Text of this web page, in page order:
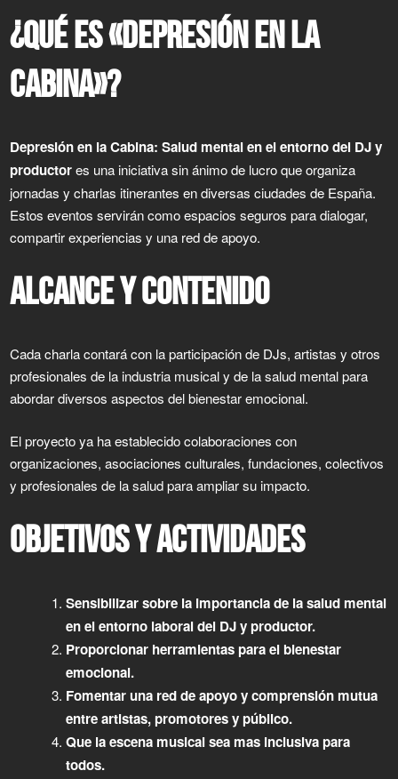
¿QUÉ ES «DEPRESIÓN EN LA
CABINA»?
Depresión en la Cabina: Salud mental en el entorno del DJ y
productores una iniciativa sin ánimo de lucro que organiza
jornadas y charlas itinerantes en diversas ciudades de España.
Estos eventos servirán como espacios seguros para dialogar,
compartir experiencias y una red de apoyo.
ALCANCE Y CONTENIDO
Cada charla contará con la participación de DJs, artistas y otros
profesionales de la industria musical y de la salud mental para
abordar diversos aspectos del bienestar emocional.
El proyecto ya ha establecido colaboraciones con
organizaciones, asociaciones culturales, fundaciones, colectivos
y profesionales de la salud para ampliar su impacto.
OBJETIVOS Y ACTIVIDADES
Sensibilizar sobre la importancia de la salud mental
en el entorno laboral del DJ y productor.
Proporcionar herramientas para el bienestar
emocional.
Fomentar una red de apoyo y comprensión mutua
entre artistas, promotores y público.
Que la escena musical sea mas inclusiva para
todos.